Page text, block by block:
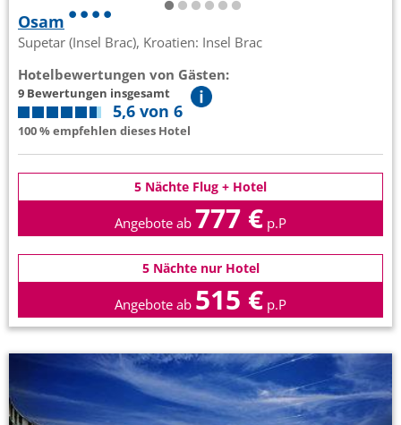
Osam
Supetar (Insel Brac), Kroatien: Insel Brac
Hotelbewertungen von Gästen:
9 Bewertungen insgesamt
5,6 von 6
100 % empfehlen dieses Hotel
5 Nächte Flug + Hotel
Angebote ab 777 € p.P
5 Nächte nur Hotel
Angebote ab 515 € p.P